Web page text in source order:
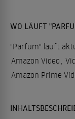
WO LÄUFT
"Parfum" läuft
Amazon Video
Amazon Prime